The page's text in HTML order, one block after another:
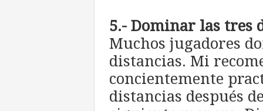
5.- Dominar las tres
Muchos jugadores
distancias. Mi
concientemente
distancias después